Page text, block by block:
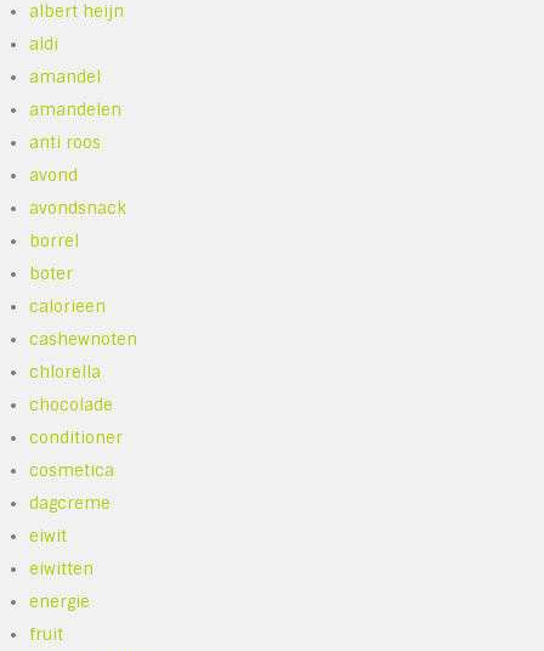
albert heijn
aldi
amandel
amandelen
anti roos
avond
avondsnack
borrel
boter
calorieen
cashewnoten
chlorella
chocolade
conditioner
cosmetica
dagcreme
eiwit
eiwitten
energie
fruit